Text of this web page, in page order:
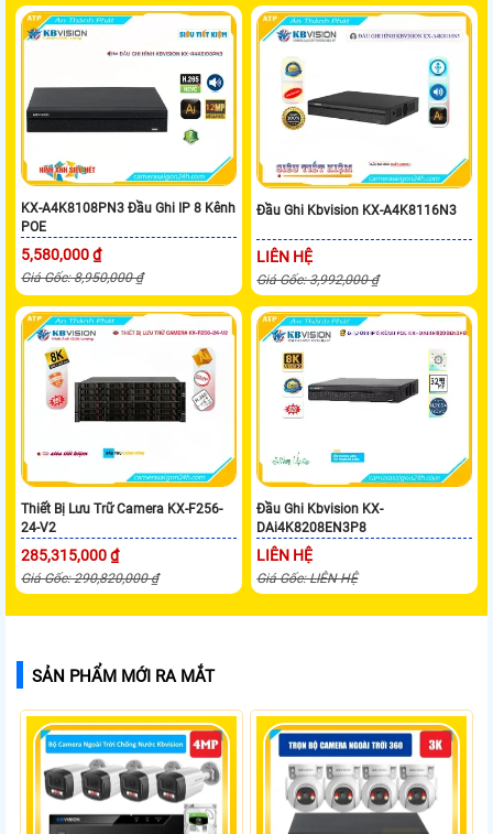
KX-A4K8108PN3 Đầu Ghi IP 8 Kênh
POE
5,580,000 ₫
Giá Gốc: 8,950,000 ₫
Đầu Ghi Kbvision KX-A4K8116N3
LIÊN HỆ
Giá Gốc: 3,992,000 ₫
Thiết Bị Lưu Trữ Camera KX-F256-
24-V2
285,315,000 ₫
Giá Gốc: 290,820,000 ₫
Đầu Ghi Kbvision KX-
DAi4K8208EN3P8
LIÊN HỆ
Giá Gốc: LIÊN HỆ
SẢN PHẨM MỚI RA MẮT